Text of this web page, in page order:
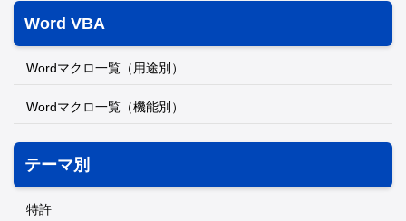
Word VBA
Wordマクロ一覧（用途別）
Wordマクロ一覧（機能別）
テーマ別
特許